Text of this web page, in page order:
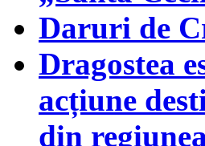
Daruri de
Dragostea
acțiune
din